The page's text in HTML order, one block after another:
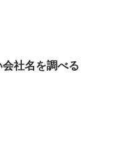
会社名を調べる